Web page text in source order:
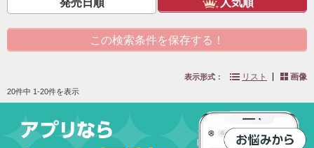
発売日順 人気順
この検索条件を保存する！
表示形式： リスト 画像
20件中 1-20件を表示